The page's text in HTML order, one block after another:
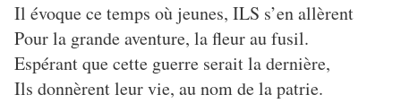
Il évoque ce temps où jeunes, ILS s’en allèrent
Pour la grande aventure, la fleur au fusil.
Espérant que cette guerre serait la dernière,
Ils donnèrent leur vie, au nom de la patrie.